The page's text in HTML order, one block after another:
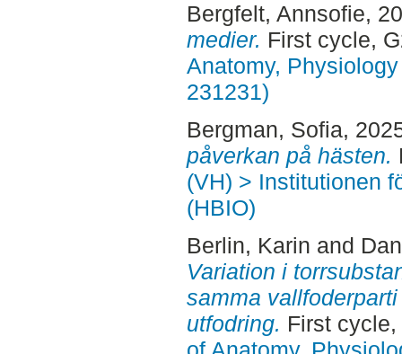
Bergfelt, Annsofie,
medier. First cycle,
Anatomy,
231231)
Bergman, Sofia,
påverkan på hästen.
(VH) > Institutionen
(HBIO)
Berlin, Karin and
Variation i
samma
utfodring. First